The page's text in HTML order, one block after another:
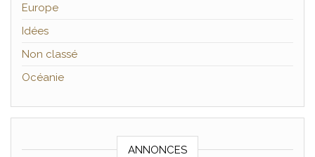
Europe
Idées
Non classé
Océanie
ANNONCES